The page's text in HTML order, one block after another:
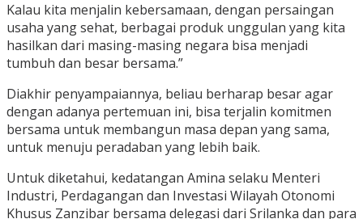
Kalau kita menjalin kebersamaan, dengan persaingan
usaha yang sehat, berbagai produk unggulan yang kita
hasilkan dari masing-masing negara bisa menjadi
tumbuh dan besar bersama.”
Diakhir penyampaiannya, beliau berharap besar agar
dengan adanya pertemuan ini, bisa terjalin komitmen
bersama untuk membangun masa depan yang sama,
untuk menuju peradaban yang lebih baik.
Untuk diketahui, kedatangan Amina selaku Menteri
Industri, Perdagangan dan Investasi Wilayah Otonomi
Khusus Zanzibar bersama delegasi dari Srilanka dan para